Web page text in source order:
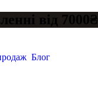
від 7000₴
Блог